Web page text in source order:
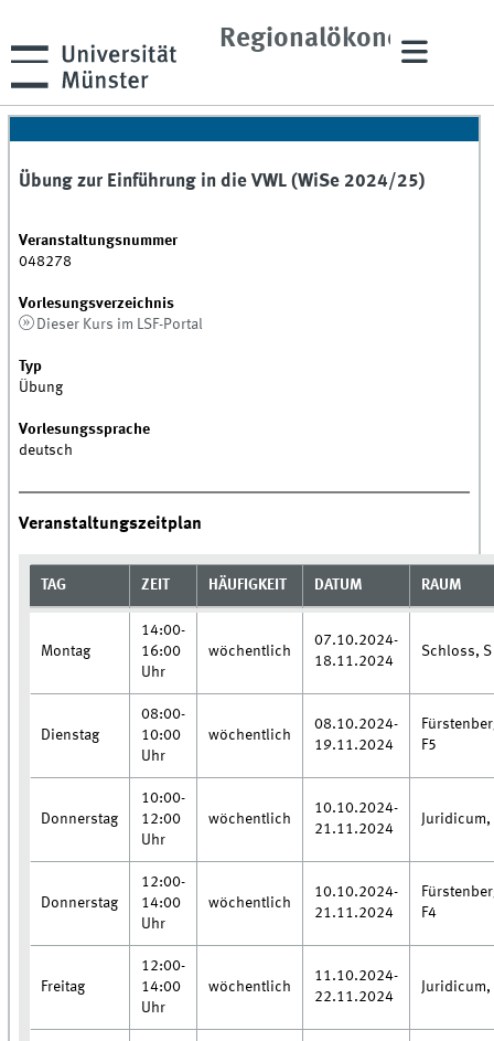
Regionalökonomik
Übung zur Einführung in die VWL (WiSe 2024/25)
Veranstaltungsnummer
048278
Vorlesungsverzeichnis
Dieser Kurs im LSF-Portal
Typ
Übung
Vorlesungssprache
deutsch
Veranstaltungszeitplan
TAG ZEIT HÄUFIGKEIT DATUM RAUM
Montag
14:00-
16:00
Uhr
wöchentlich
07.10.2024-
18.11.2024
Schloss,
Dienstag
08:00-
10:00
Uhr
wöchentlich
08.10.2024-
19.11.2024
F5
Donnerstag
10:00-
12:00
Uhr
wöchentlich
10.10.2024-
21.11.2024
Juridicum,
Donnerstag
12:00-
14:00
Uhr
wöchentlich
10.10.2024-
21.11.2024
F4
Freitag
12:00-
14:00
Uhr
wöchentlich
11.10.2024-
22.11.2024
Juridicum,